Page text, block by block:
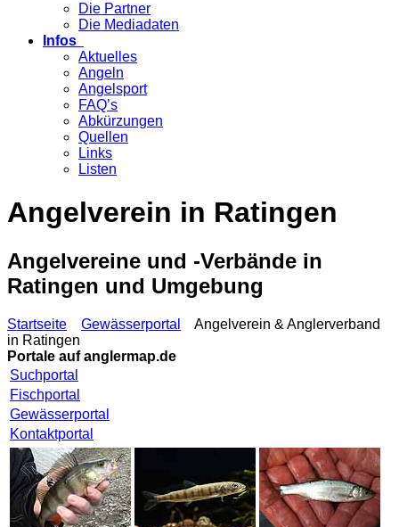
Die Partner
Die Mediadaten
Infos
Aktuelles
Angeln
Angelsport
FAQ’s
Abkürzungen
Quellen
Links
Listen
Angelverein in Ratingen
Angelvereine und -Verbände in
Ratingen und Umgebung
Startseite Gewässerportal
Angelverein & Anglerverband
in Ratingen
Portale aufanglermap.de
Suchportal
Fischportal
Gewässerportal
Kontaktportal